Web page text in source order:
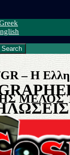
– H
ΜΕΛΟΣ